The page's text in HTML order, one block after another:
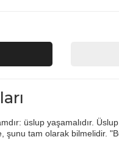
üslup yaşamalıdır.
şunu tam olarak bilmelidir.